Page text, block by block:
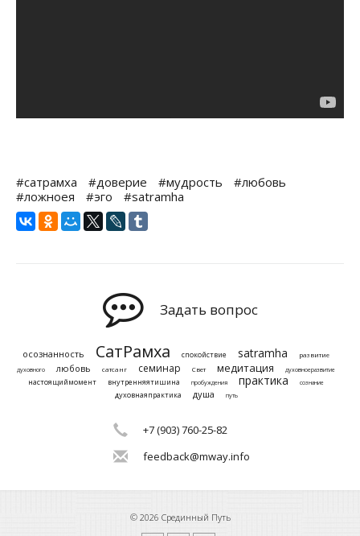
#сатрамха #доверие #мудрость
#любовь
#ложноея
#эго #satramha
Задать вопрос
осознанность СатРамха спокойствие satramha развитие
духовного любовь сатсанг семинар Свет медитация духовноеразвитие
настоящиймомент внутренняятишина пробуждения практика сознание
духовнаяпрактика душа путь
+7 (903) 760-25-82
feedback@mway.info
© 2026 Срединный Путь